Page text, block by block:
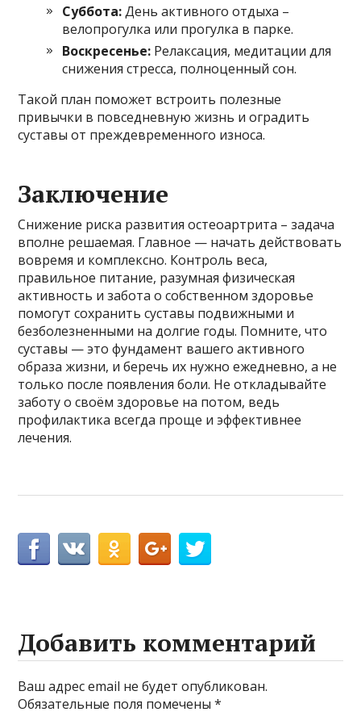
Суббота:День активного отдыха –
велопрогулка или прогулка в парке.
Воскресенье: Релаксация, медитации для
снижения стресса, полноценный сон.
Такой план поможет встроить полезные
привычки в повседневную жизнь и оградить
суставы от преждевременного износа.
Заключение
Снижение риска развития остеоартрита – задача
вполне решаемая. Главное — начать действовать
вовремя и комплексно. Контроль веса,
правильное питание, разумная физическая
активность и забота о собственном здоровье
помогут сохранить суставы подвижными и
безболезненными на долгие годы. Помните, что
суставы — это фундамент вашего активного
образа жизни, и беречь их нужно ежедневно, а не
только после появления боли. Не откладывайте
заботу о своём здоровье на потом, ведь
профилактика всегда проще и эффективнее
лечения.
Добавить комментарий
Ваш адрес email не будет опубликован.
Обязательные поля помечены*